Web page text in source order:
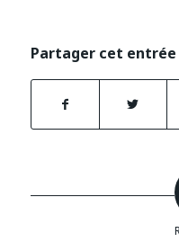
Partager cet entrée